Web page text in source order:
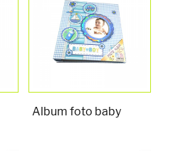
Album foto baby